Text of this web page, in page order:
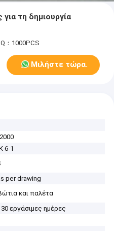
τη δημιουργία
：1000PCS
Μιλήστε τώρα.
6-1
per drawing
και παλέτα
εργάσιμες ημέρες